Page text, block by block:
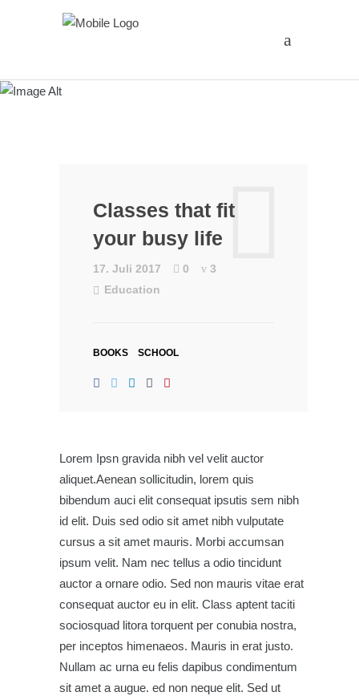
Classes that fit
your busy life
17. Juli 2017 0
3
Education
BOOKS SCHOOL
Lorem Ipsn gravida nibh vel velit auctor
aliquet.Aenean sollicitudin, lorem quis
bibendum auci elit consequat ipsutis sem nibh
id elit. Duis sed odio sit amet nibh vulputate
cursus a sit amet mauris. Morbi accumsan
ipsum velit. Nam nec tellus a odio tincidunt
auctor a ornare odio. Sed non mauris vitae erat
consequat auctor eu in elit. Class aptent taciti
sociosquad litora torquent per conubia nostra,
per inceptos himenaeos. Mauris in erat justo.
Nullam ac urna eu felis dapibus condimentum
sit amet a augue. ed non neque elit. Sed ut